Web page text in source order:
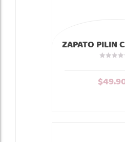
ZAPATO PILIN
AGUA
$